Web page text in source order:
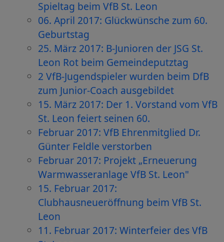
Spieltag beim VfB St. Leon
06. April 2017: Glückwünsche zum 60.
Geburtstag
25. März 2017: B-Junioren der JSG St.
Leon Rot beim Gemeindeputztag
2 VfB-Jugendspieler wurden beim DfB
zum Junior-Coach ausgebildet
15. März 2017: Der 1. Vorstand vom VfB
St. Leon feiert seinen 60.
Februar 2017: VfB Ehrenmitglied Dr.
Günter Feldle verstorben
Februar 2017: Projekt „Erneuerung
Warmwasseranlage VfB St. Leon"
15. Februar 2017:
Clubhausneueröffnung beim VfB St.
Leon
11. Februar 2017: Winterfeier des VfB